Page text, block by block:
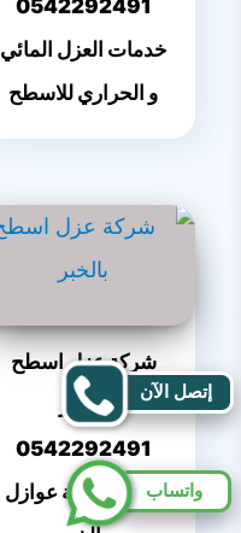
0542292491
خدمات العزل المائي
و الحراري للاسطح
شركة عزل اسطح
بالخبر
0542292491
افضل شركة عوازل
إتصل الآن
واتساب